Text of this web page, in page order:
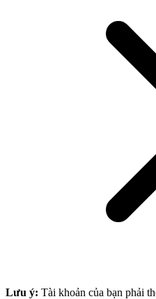
Lưu ý: Tài khoản của bạn phải